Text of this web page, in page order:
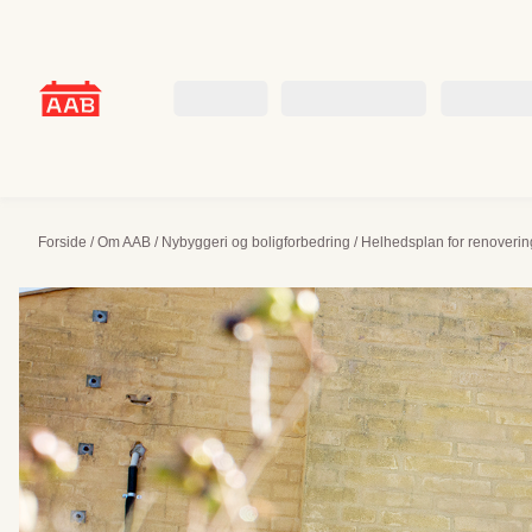
Forside /Om AAB / Nybyggeri og boligforbedring / Helhedsplan for